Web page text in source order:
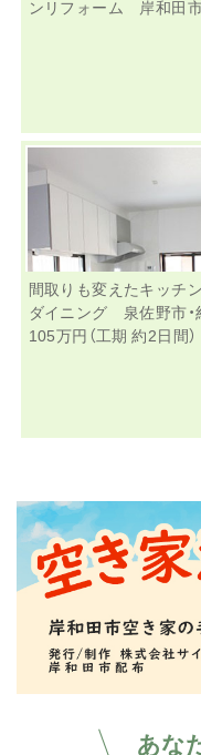
あな
ンリフォーム 岸和田
間取りも変えたキッチ
ダイニング 泉佐野市・
105万円（工期 約2日間）